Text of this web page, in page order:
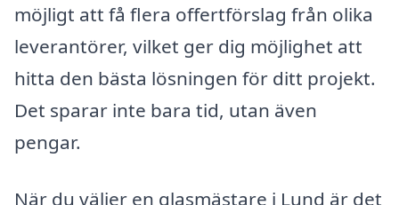
möjligt att få flera offertförslag från olika
leverantörer, vilket ger dig möjlighet att
hitta den bästa lösningen för ditt projekt.
Det sparar inte bara tid, utan även
pengar.
När du väljer en glasmästare i Lund är det